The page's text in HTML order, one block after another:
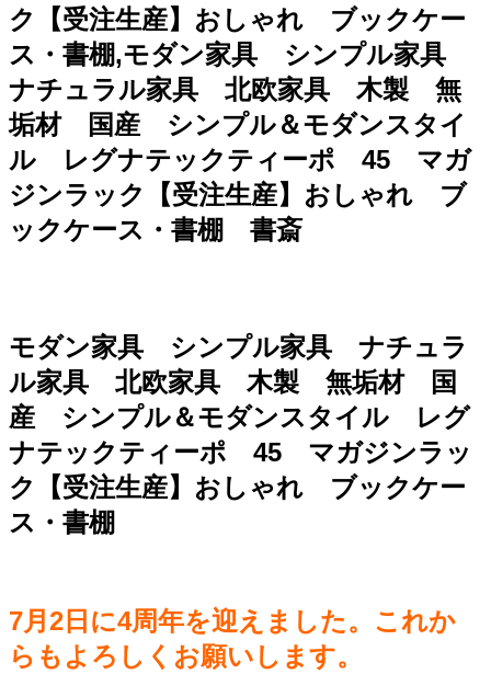
ク【受注生産】おしゃれ ブックケー
ス・書棚,モダン家具 シンプル家具
ナチュラル家具 北欧家具 木製 無
垢材 国産 シンプル＆モダンスタイ
ル レグナテックティーポ 45 マガ
ジンラック【受注生産】おしゃれ ブ
ックケース・書棚 書斎
モダン家具 シンプル家具 ナチュラ
ル家具 北欧家具 木製 無垢材 国
産 シンプル＆モダンスタイル レグ
ナテックティーポ 45 マガジンラッ
ク【受注生産】おしゃれ ブックケー
ス・書棚
7月2日に4周年を迎えました。これか
らもよろしくお願いします。